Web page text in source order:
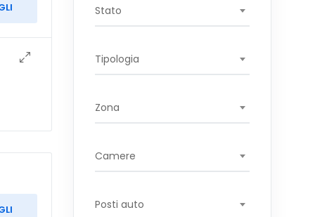
Stato
Tipologia
Zona
Camere
Posti auto